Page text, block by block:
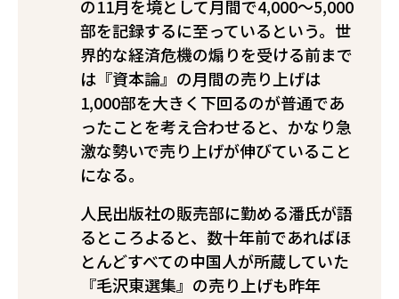
の11月を境として月間で4,000～5,000
部を記録するに至っているという。世
界的な経済危機の煽りを受ける前まで
は『資本論』の月間の売り上げは
1,000部を大きく下回るのが普通であ
ったことを考え合わせると、かなり急
激な勢いで売り上げが伸びていること
になる。
人民出版社の販売部に勤める潘氏が語
るところよると、数十年前であればほ
とんどすべての中国人が所蔵していた
『毛沢東選集』の売り上げも昨年